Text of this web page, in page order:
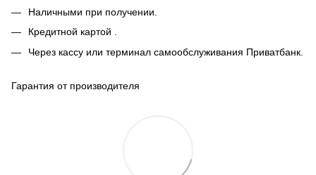
Наличными при получении.
Кредитной картой .
Через кассу или терминал самообслуживания Приватбанк.
Гарантия от производителя